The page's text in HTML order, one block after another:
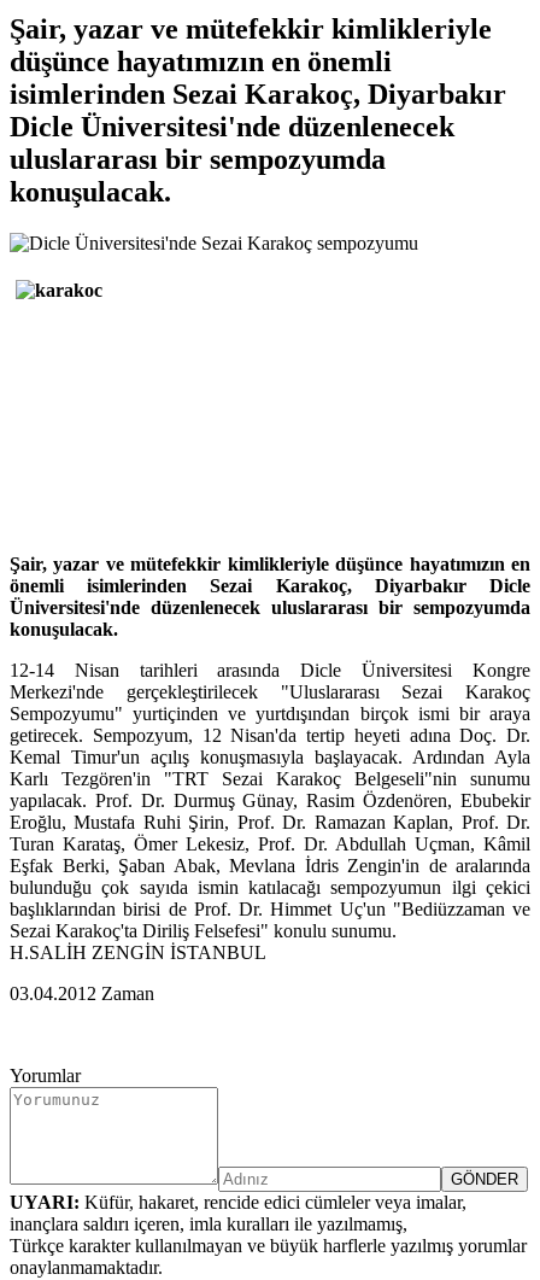
Şair, yazar ve mütefekkir kimlikleriyle
düşünce hayatımızın en önemli
isimlerinden Sezai Karakoç, Diyarbakır
Dicle Üniversitesi'nde düzenlenecek
uluslararası bir sempozyumda
konuşulacak.
Şair, yazar ve mütefekkir kimlikleriyle düşünce hayatımızın en
önemli isimlerinden Sezai Karakoç, Diyarbakır Dicle
Üniversitesi'nde düzenlenecek uluslararası bir sempozyumda
konuşulacak.
12-14 Nisan tarihleri arasında Dicle Üniversitesi Kongre
Merkezi'nde gerçekleştirilecek "Uluslararası Sezai Karakoç
Sempozyumu" yurtiçinden ve yurtdışından birçok ismi bir araya
getirecek. Sempozyum, 12 Nisan'da tertip heyeti adına Doç. Dr.
Kemal Timur'un açılış konuşmasıyla başlayacak. Ardından Ayla
Karlı Tezgören'in "TRT Sezai Karakoç Belgeseli"nin sunumu
yapılacak. Prof. Dr. Durmuş Günay, Rasim Özdenören, Ebubekir
Eroğlu, Mustafa Ruhi Şirin, Prof. Dr. Ramazan Kaplan, Prof. Dr.
Turan Karataş, Ömer Lekesiz, Prof. Dr. Abdullah Uçman, Kâmil
Eşfak Berki, Şaban Abak, Mevlana İdris Zengin'in de aralarında
bulunduğu çok sayıda ismin katılacağı sempozyumun ilgi çekici
başlıklarından birisi de Prof. Dr. Himmet Uç'un "Bediüzzaman ve
Sezai Karakoç'ta Diriliş Felsefesi" konulu sunumu.
H.SALİH ZENGİN İSTANBUL
03.04.2012 Zaman
Yorumlar
UYARI: Küfür, hakaret, rencide edici cümleler veya imalar,
inançlara saldırı içeren, imla kuralları ile yazılmamış,
Türkçe karakter kullanılmayan ve büyük harflerle yazılmış yorumlar
onaylanmamaktadır.